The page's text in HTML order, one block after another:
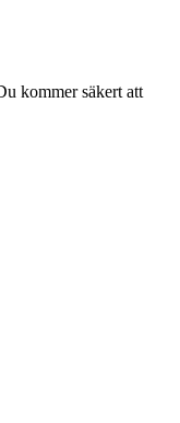
kommer säkert att